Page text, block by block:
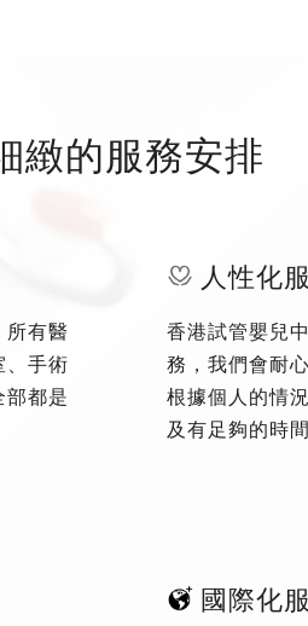
緻的服務安排
所有醫
、手術
部都是
人性化
香港試管嬰兒
務，我們會耐
根據個人的情
及有足夠的時
國際化